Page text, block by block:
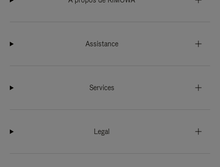
Assistance
Services
Legal